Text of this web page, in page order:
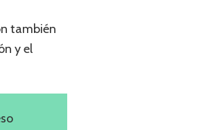
también
y el